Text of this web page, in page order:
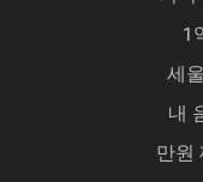
1
세
내
만원